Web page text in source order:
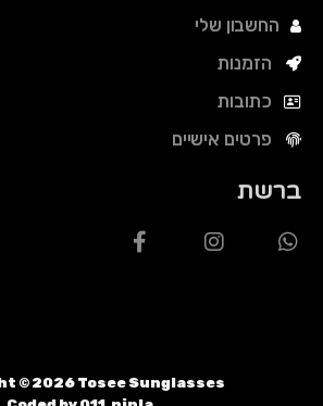
החשבון שלי
הזמנות
כתובות
פרטים אישיים
ברשת
© 2026 Tosee Sunglasses